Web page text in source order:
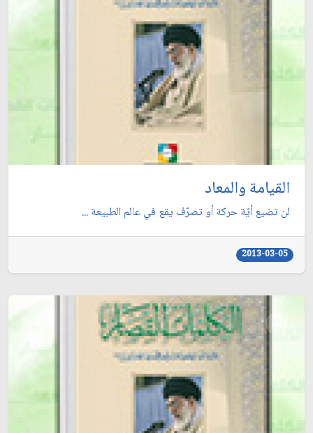
القيامة والمعاد
لن تضيع أيّة حركة أو تصرّف يقع في عالم الطبيعة ...
2013-03-05